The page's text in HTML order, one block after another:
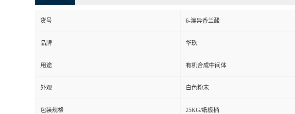
货号 6-溴异香兰酸
品牌 华玖
用途 有机合成中间体
外观 白色粉末
包装规格 25KG/纸板桶